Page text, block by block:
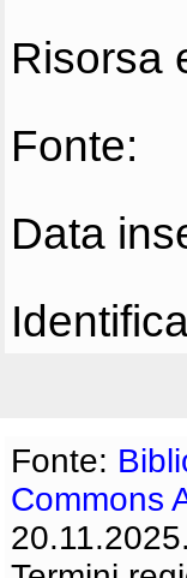
Risorsa
Fonte:
Data
Fonte:
Commons
20.11.2025.